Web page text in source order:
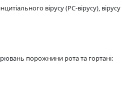
вірусу (РС-вірусу),
порожнини рота та гортані: